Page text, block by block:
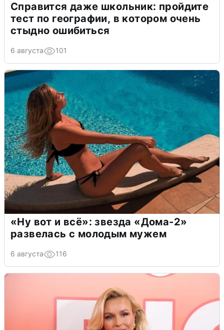
Справится даже школьник: пройдите
тест по географии, в котором очень
стыдно ошибиться
6 августа 101
«Ну вот и всё»: звезда «Дома-2»
развелась с молодым мужем
6 августа 116